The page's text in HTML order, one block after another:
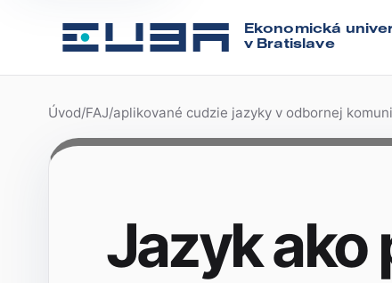
Ekonomická
v Bratislave
Úvod/FAJ/aplikované cudzie jazyky v odbornej
Jazyk ako